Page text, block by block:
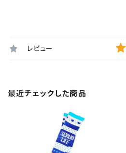
レビュー
最近チェックした商品